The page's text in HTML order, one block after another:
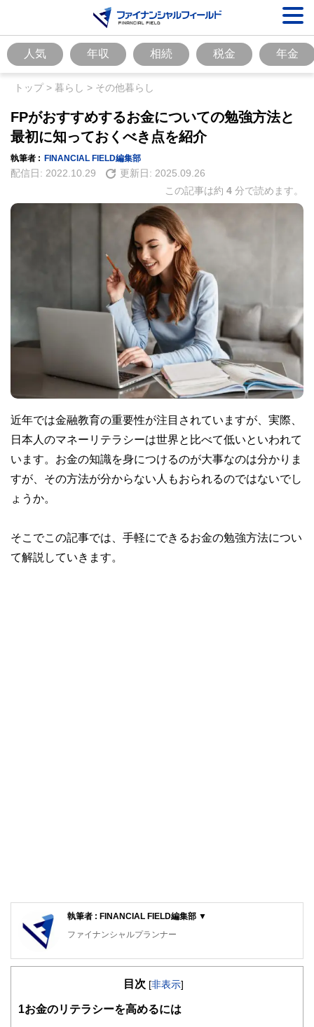
人気 年収 相続 税金 年金
トップ> 暮らし > その他暮らし
FPがおすすめするお金についての勉強方法と
最初に知っておくべき点を紹介
執筆者 : FINANCIAL FIELD編集部
配信日: 2022.10.29 更新日: 2025.09.26
この記事は約 4 分で読めます。
近年では金融教育の重要性が注目されていますが、実際、
日本人のマネーリテラシーは世界と比べて低いといわれて
います。お金の知識を身につけるのが大事なのは分かりま
すが、その方法が分からない人もおられるのではないでし
ょうか。
そこでこの記事では、手軽にできるお金の勉強方法につい
て解説していきます。
執筆者 : FINANCIAL FIELD編集部 ▼
ファイナンシャルプランナー
FinancialField編集部は、金融、経済に関する記事を、日々
知識がない方でも理解できるようわかりやすく発信していま
目次 [非表示]
1お金のリテラシーを高めるには